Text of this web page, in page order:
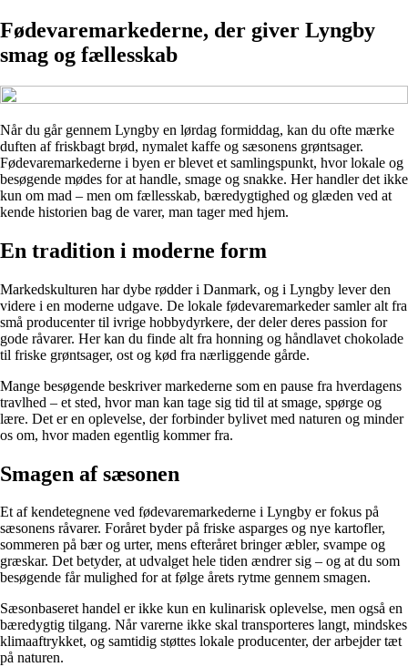
Fødevaremarkederne, der giver Lyngby
smag og fællesskab
Når du går gennem Lyngby en lørdag formiddag, kan du ofte mærke
duften af friskbagt brød, nymalet kaffe og sæsonens grøntsager.
Fødevaremarkederne i byen er blevet et samlingspunkt, hvor lokale og
besøgende mødes for at handle, smage og snakke. Her handler det ikke
kun om mad – men om fællesskab, bæredygtighed og glæden ved at
kende historien bag de varer, man tager med hjem.
En tradition i moderne form
Markedskulturen har dybe rødder i Danmark, og i Lyngby lever den
videre i en moderne udgave. De lokale fødevaremarkeder samler alt fra
små producenter til ivrige hobbydyrkere, der deler deres passion for
gode råvarer. Her kan du finde alt fra honning og håndlavet chokolade
til friske grøntsager, ost og kød fra nærliggende gårde.
Mange besøgende beskriver markederne som en pause fra hverdagens
travlhed – et sted, hvor man kan tage sig tid til at smage, spørge og
lære. Det er en oplevelse, der forbinder bylivet med naturen og minder
os om, hvor maden egentlig kommer fra.
Smagen af sæsonen
Et af kendetegnene ved fødevaremarkederne i Lyngby er fokus på
sæsonens råvarer. Foråret byder på friske asparges og nye kartofler,
sommeren på bær og urter, mens efteråret bringer æbler, svampe og
græskar. Det betyder, at udvalget hele tiden ændrer sig – og at du som
besøgende får mulighed for at følge årets rytme gennem smagen.
Sæsonbaseret handel er ikke kun en kulinarisk oplevelse, men også en
bæredygtig tilgang. Når varerne ikke skal transporteres langt, mindskes
klimaaftrykket, og samtidig støttes lokale producenter, der arbejder tæt
på naturen.